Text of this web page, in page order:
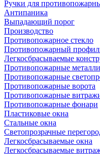
Ручки для
Антипаника
Выпадающий порог
Производство
Противопожарное стекло
Противопожарный
Легкосбрасываемые
Противопожарные
Противопожарные
Противопожарные ворота
Противопожарные
Противопожарные фонари
Пластиковые окна
Стальные окна
Светопрозрачные
Легкосбрасываемые окна
Легкосбрасываемые